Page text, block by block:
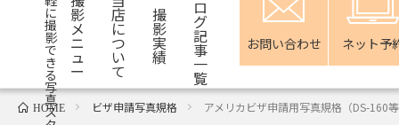
に
撮
影
で
き
る
写
真
ス
影
メ
ニ
ュ
ー
店
に
つ
い
て
撮
影
実
績
ロ
グ
記
事
一
覧
お問い合わせ ネット予
HOME ビザ申請写真規格 アメリカビザ申請用写真規格（DS-160